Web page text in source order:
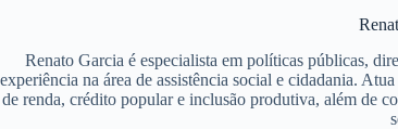
Renato Garcia é especialista em políticas públicas,
experiência na área de assistência social e cidadania.
de renda, crédito popular e inclusão produtiva, além de